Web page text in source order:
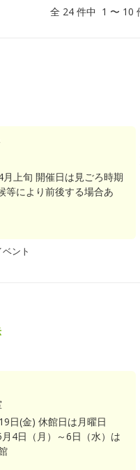
全 24 件中 1 〜 10
上旬 開催日は見ごろ時期
等により前後する場合あ
ント
日(金) 休館日は月曜日
月4日（月）～6日（水）は